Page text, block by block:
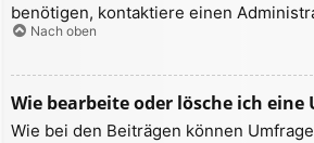
benötigen, kontaktiere einen
Nach oben
Wie bearbeite oder lösche ich eine
Wie bei den Beiträgen können